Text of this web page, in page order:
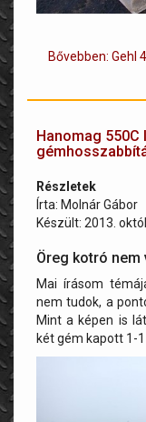
Bővebben: Gehl
Hanomag
Részletek
Írta: Molnár Gábor
Készült: 2013.
Öreg kotró nem
Mai írásom
nem tudok, a
Mint a képen is
két gém kapott 1-